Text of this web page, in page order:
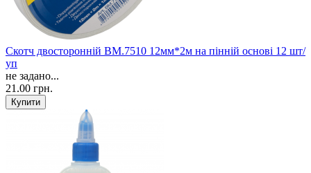
Скотч двосторонній BМ.7510 12мм*2м на пінній основі 12 шт/
уп
не задано...
21.00 грн.